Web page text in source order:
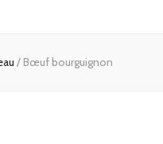
/ Bœuf bourguignon